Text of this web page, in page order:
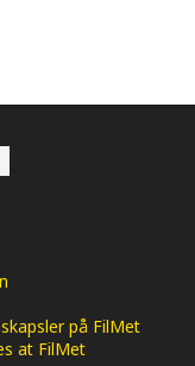
på FilMet
at FilMet